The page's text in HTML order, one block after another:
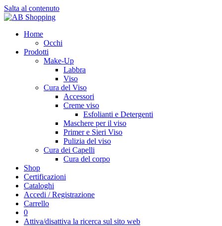
Salta al contenuto
Home
Occhi
Prodotti
Make-Up
Labbra
Viso
Cura del Viso
Accessori
Creme viso
Esfolianti e Detergenti
Maschere per il viso
Primer e Sieri Viso
Pulizia del viso
Cura dei Capelli
Cura del corpo
Shop
Certificazioni
Cataloghi
Accedi / Registrazione
Carrello
0
Attiva/disattiva la ricerca sul sito web